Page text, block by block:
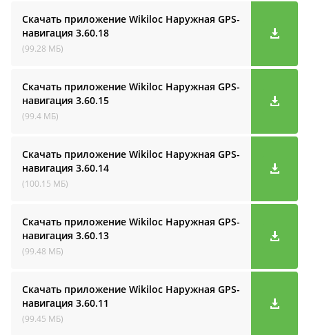
Скачать приложение Wikiloc Наружная GPS-
навигация 3.60.18
(99.28 МБ)
Скачать приложение Wikiloc Наружная GPS-
навигация 3.60.15
(99.4 МБ)
Скачать приложение Wikiloc Наружная GPS-
навигация 3.60.14
(100.15 МБ)
Скачать приложение Wikiloc Наружная GPS-
навигация 3.60.13
(99.48 МБ)
Скачать приложение Wikiloc Наружная GPS-
навигация 3.60.11
(99.45 МБ)